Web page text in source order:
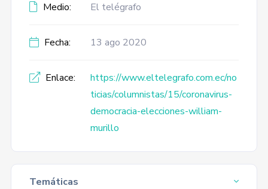
Medio: El telégrafo
Fecha: 13 ago 2020
Enlace:
https://www.eltelegrafo.com.ec/no
ticias/columnistas/15/coronavirus-
democracia-elecciones-william-
murillo
Temáticas